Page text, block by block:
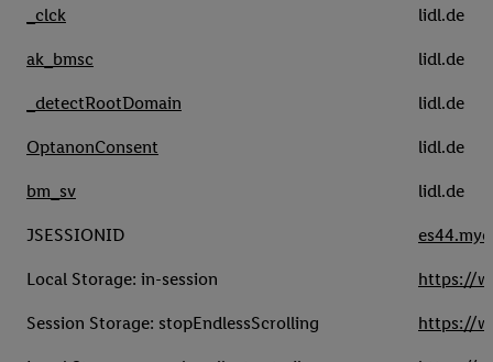
_clck lidl.de
ak_bmsc lidl.de
_detectRootDomain lidl.de
OptanonConsent lidl.de
bm_sv lidl.de
JSESSIONID
Local Storage: in-session https://
Session Storage: stopEndlessScrolling https://